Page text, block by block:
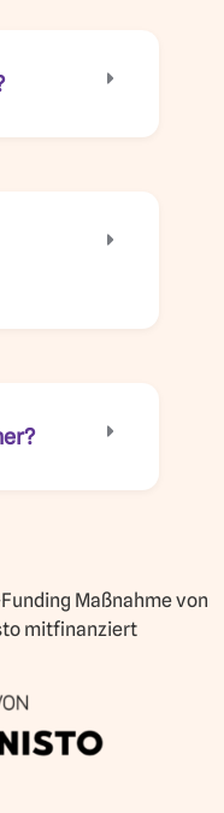
Maßnahme von
mitfinanziert